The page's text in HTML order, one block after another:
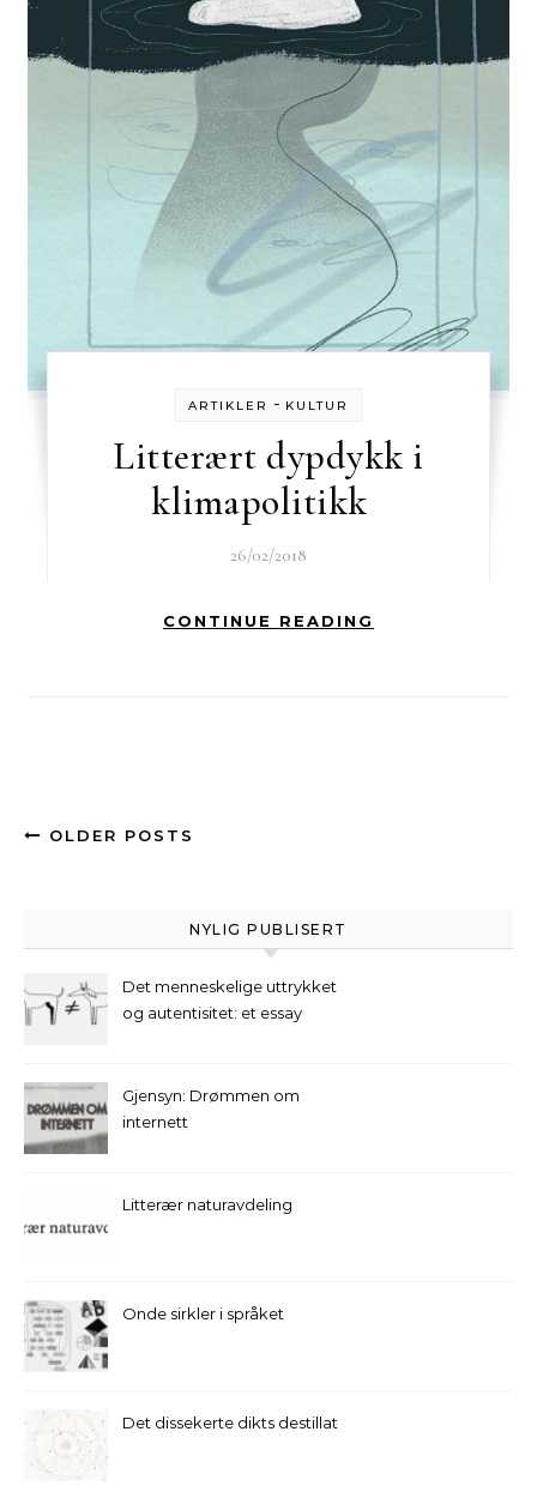
ARTIKLER - KULTUR
Litterært dypdykk i
klimapolitikk
26/02/2018
CONTINUE READING
OLDER POSTS
NYLIG PUBLISERT
Det menneskelige uttrykket
og autentisitet: et essay
Gjensyn: Drømmen om
internett
Litterær naturavdeling
Onde sirkler i språket
Det dissekerte dikts destillat